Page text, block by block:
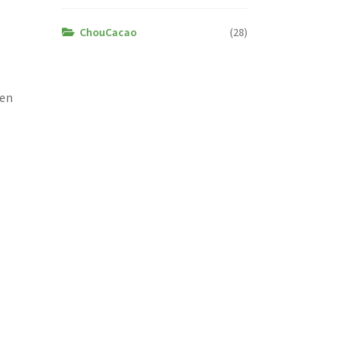
ChouCacao (28)